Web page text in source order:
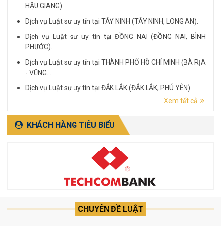
HẬU GIANG).
Dịch vụ Luật sư uy tín tại TÂY NINH (TÂY NINH, LONG AN).
Dịch vụ Luật sư uy tín tại ĐỒNG NAI (ĐỒNG NAI, BÌNH
PHƯỚC).
Dịch vụ Luật sư uy tín tại THÀNH PHỐ HỒ CHÍ MINH (BÀ RỊA
- VŨNG...
Dịch vụ Luật sư uy tín tại ĐẮK LẮK (ĐẮK LẮK, PHÚ YÊN).
Dịch vụ Luật sư uy tín tại LÂM ĐỒNG (LÂM ĐỒNG, ĐẮK
Xem tất cả
KHÁCH HÀNG TIÊU BIỂU
CHUYÊN ĐỀ LUẬT